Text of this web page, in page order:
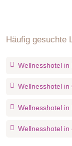
Häufig gesuchte
Wellnesshotel in
Wellnesshotel in
Wellnesshotel in
Wellnesshotel in